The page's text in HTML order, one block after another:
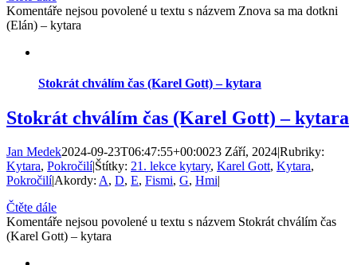
Komentáře nejsou povolené u textu s názvem Znova sa ma dotkni
(Elán) – kytara
Stokrát chválím čas (Karel Gott) – kytara
Stokrát chválím čas (Karel Gott) – kytara
Jan Medek2024-09-23T06:47:55+00:0023 Září, 2024|Rubriky:
Kytara, Pokročilí|Štítky: 21. lekce kytary, Karel Gott, Kytara,
Pokročilí|Akordy: A, D, E, Fismi, G, Hmi|
Čtěte dále
Komentáře nejsou povolené u textu s názvem Stokrát chválím čas
(Karel Gott) – kytara